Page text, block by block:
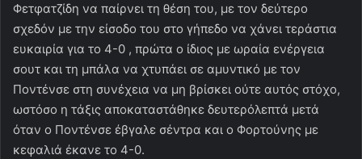
Φετφατζίδη να παίρνει τη θέση του, με τον δεύτερο
σχεδόν με την είσοδο του στο γήπεδο να χάνει τεράστια
ευκαιρία για το 4-0 , πρώτα ο ίδιος με ωραία ενέργεια
σουτ και τη μπάλα να χτυπάει σε αμυντικό με τον
Ποντένσε στη συνέχεια να μη βρίσκει ούτε αυτός στόχο,
ωστόσο η τάξις αποκαταστάθηκε δευτερόλεπτά μετά
όταν ο Ποντένσε έβγαλε σέντρα και ο Φορτούνης με
κεφαλιά έκανε το 4-0.